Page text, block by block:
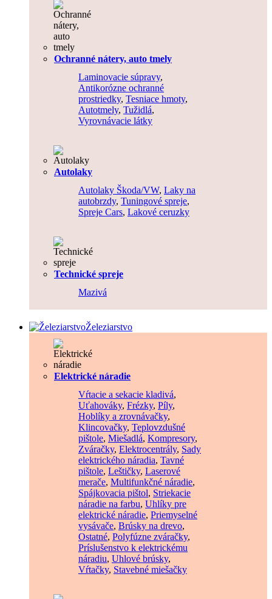
Ochranné nátery, auto tmely
Laminovacie súpravy,
Antikorózne ochranné
prostriedky, Tesniace hmoty,
Autotmely, Tužidlá,
Vyrovnávacie látky
Autolaky
Autolaky Škoda/VW, Laky na
autobrzdy, Tuningové spreje,
Spreje Cars, Lakové ceruzky
Technické spreje
Mazivá
Železiarstvo
Elektrické náradie
Vŕtacie a sekacie kladivá,
Uťahováky, Frézky, Píly,
Hoblíky a zrovnávačky,
Klincovačky, Teplovzdušné
pištole, Miešadlá, Kompresory,
Zváračky, Elektrocentrály, Sady
elektrického náradia, Tavné
pištole, Leštičky, Laserové
merače, Multifunkčné náradie,
Spájkovacia pištol, Striekacie
náradie na farbu, Uhlíky pre
elektrické náradie, Priemyselné
vysávače, Brúsky na drevo,
Ostatné, Polyfúzne zváračky,
Príslušenstvo k elektrickému
náradiu, Uhlové brúsky,
Vŕtačky, Stavebné miešačky